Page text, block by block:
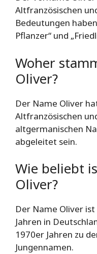
Altfranzösischen
Bedeutungen
Pflanzer“ und
Woher
Oliver?
Der Name Oliver
Altfranzösischen
altgermanischen
abgeleitet sein.
Wie beliebt
Oliver?
Der Name Oliver
Jahren in
1970er Jahren zu
Jungennamen.